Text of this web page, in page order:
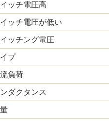
ッチ電圧高
ッチ電圧が低い
ッチング電圧
プ
負荷
ダクタンス